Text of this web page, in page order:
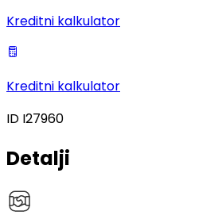
Kreditni kalkulator
Kreditni kalkulator
ID I27960
Detalji